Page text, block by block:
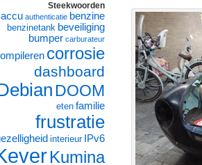
Steekwoorden
accu authenticatie benzine
benzinetank beveiliging
bumper carburateur
corrosie
dashboard
DOOM
eten familie
frustratie
interieur IPv6
Kumina